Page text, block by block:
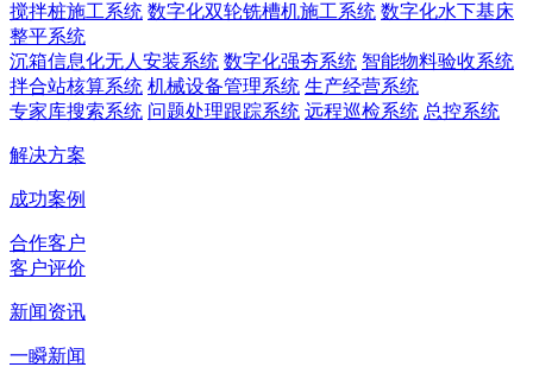
搅拌桩施工系统 数字化双轮铣槽机施工系统 数字化水下基床
整平系统
沉箱信息化无人安装系统 数字化强夯系统 智能物料验收系统
拌合站核算系统 机械设备管理系统 生产经营系统
专家库搜索系统 问题处理跟踪系统 远程巡检系统 总控系统
解决方案
成功案例
合作客户
客户评价
新闻资讯
一瞬新闻